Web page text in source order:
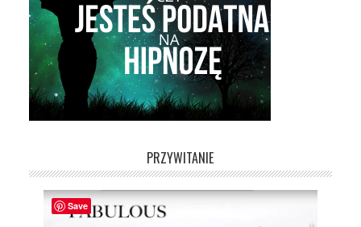
PRZYWITANIE
Save